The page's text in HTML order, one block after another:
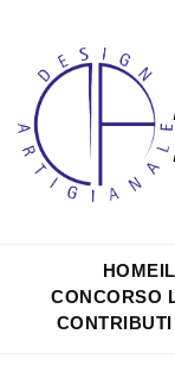
HOME
CONCORSO
CONTRIBUTI